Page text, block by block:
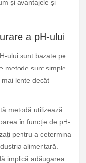
și avantajele și
a pH-ului
ului sunt bazate pe
metode sunt simple
lente decât
metodă utilizează
în funcție de pH-
pentru a determina
alimentară.
implică adăugarea